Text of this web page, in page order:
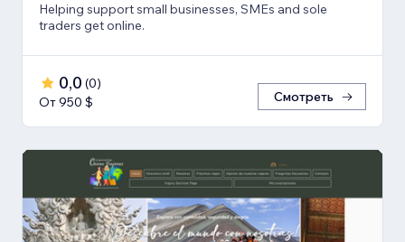
Helping support small businesses, SMEs and sole
traders get online.
0,0 (0)
От 950 $
Смотреть